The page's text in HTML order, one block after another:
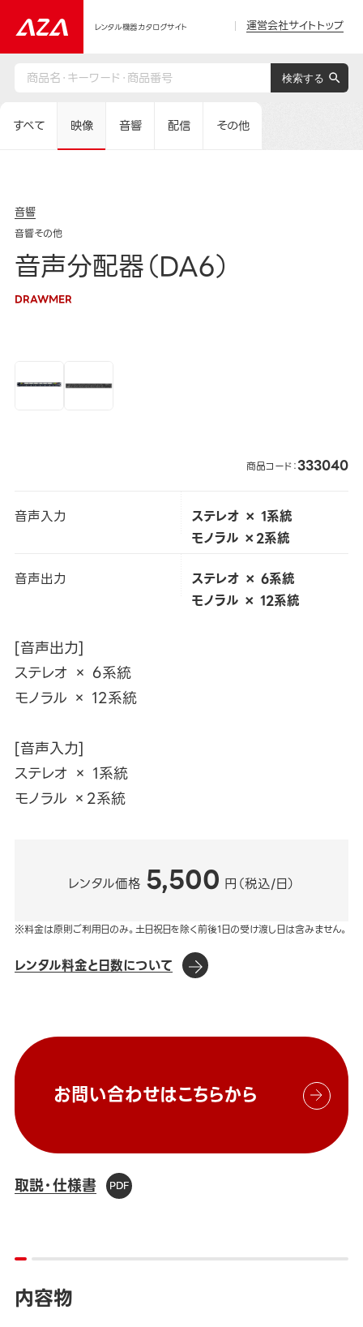
レンタル機器カタログサイト 運営会社サイトトップ
すべて 映像 音響 配信 その他
音響
音響その他
音声分配器（DA6）
DRAWMER
商品コード：333040
音声入力
ステレオ × 1系統
モノラル ×2系統
音声出力
ステレオ × 6系統
モノラル × 12系統
[音声出力]
ステレオ × 6系統
モノラル × 12系統
[音声入力]
ステレオ × 1系統
モノラル ×2系統
レンタル価格 5,500 円（税込/日）
※料金は原則ご利用日のみ。土日祝日を除く前後1日の受け渡し日は含みません。
レンタル料金と日数について
お問い合わせはこちらから
取説・仕様書
内容物